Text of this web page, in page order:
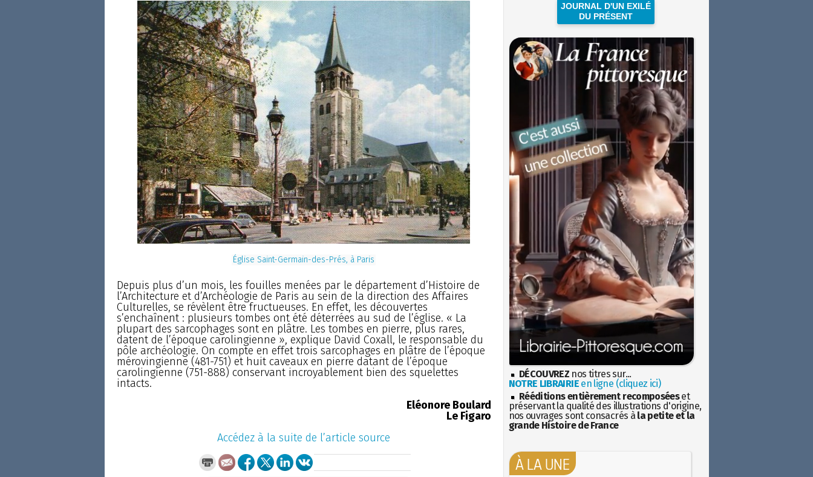
Église Saint-Germain-des-Prés, à Paris
Depuis plus d’un mois, les fouilles menées par le département d’Histoire de
l’Architecture et d’Archéologie de Paris au sein de la direction des Affaires
Culturelles, se révèlent être fructueuses. En effet, les découvertes
s’enchaînent : plusieurs tombes ont été déterrées au sud de l’église. « La
plupart des sarcophages sont en plâtre. Les tombes en pierre, plus rares,
datent de l’époque carolingienne », explique David Coxall, le responsable du
pôle archéologie. On compte en effet trois sarcophages en plâtre de l’époque
mérovingienne (481-751) et huit caveaux en pierre datant de l’époque
carolingienne (751-888) conservant incroyablement bien des squelettes
intacts.
Eléonore Boulard
Le Figaro
Accédez à la suite de l’article source
JOURNAL D'UN EXILÉ
DU PRÉSENT
DÉCOUVREZ nos titres sur...
NOTRE LIBRAIRIEen ligne (cliquez ici)
Rééditions entièrement recomposéeset
préservant la qualité des illustrations d'origine,
nos ouvrages sont consacrés à la petite et la
grande Histoire de France
À LA UNE